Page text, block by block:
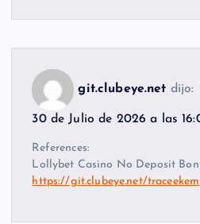
git.clubeye.net dijo:
30 de Julio de 2026 a las
References:
Lollybet Casino No Deposit
https://git.clubeye.net/